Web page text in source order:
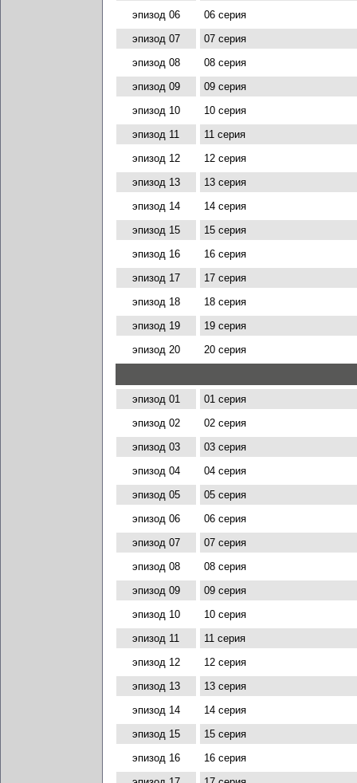
эпизод 06
06 серия
эпизод 07
07 серия
эпизод 08
08 серия
эпизод 09
09 серия
эпизод 10
10 серия
эпизод 11
11 серия
эпизод 12
12 серия
эпизод 13
13 серия
эпизод 14
14 серия
эпизод 15
15 серия
эпизод 16
16 серия
эпизод 17
17 серия
эпизод 18
18 серия
эпизод 19
19 серия
эпизод 20
20 серия
эпизод 01
01 серия
эпизод 02
02 серия
эпизод 03
03 серия
эпизод 04
04 серия
эпизод 05
05 серия
эпизод 06
06 серия
эпизод 07
07 серия
эпизод 08
08 серия
эпизод 09
09 серия
эпизод 10
10 серия
эпизод 11
11 серия
эпизод 12
12 серия
эпизод 13
13 серия
эпизод 14
14 серия
эпизод 15
15 серия
эпизод 16
16 серия